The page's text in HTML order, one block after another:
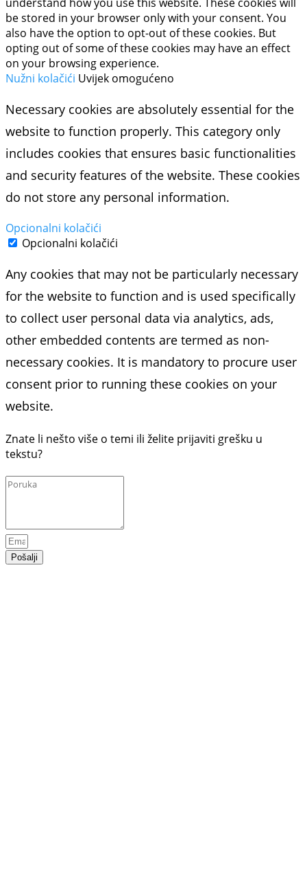
be stored in your browser only with your consent. You
also have the option to opt-out of these cookies. But
opting out of some of these cookies may have an effect
on your browsing experience.
Nužni kolačići Uvijek omogućeno
Necessary cookies are absolutely essential for the
website to function properly. This category only
includes cookies that ensures basic functionalities
and security features of the website. These cookies
do not store any personal information.
Opcionalni kolačići
Opcionalni kolačići
Any cookies that may not be particularly necessary
for the website to function and is used specifically
to collect user personal data via analytics, ads,
other embedded contents are termed as non-
necessary cookies. It is mandatory to procure user
consent prior to running these cookies on your
website.
Znate li nešto više o temi ili želite prijaviti grešku u
tekstu?
Pošalji